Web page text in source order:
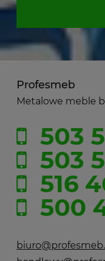
Profesmeb
Metalowe meble
503
503
516
500